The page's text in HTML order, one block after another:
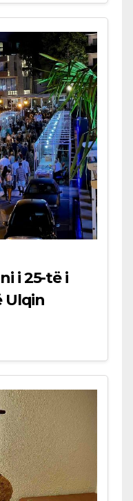
i 25-të i
Ulqin